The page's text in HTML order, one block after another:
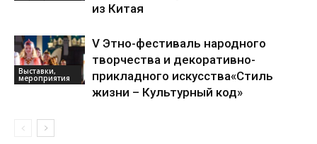
из Китая
Выставки,
мероприятия
V Этно-фестиваль народного
творчества и декоративно-
прикладного искусства«Стиль
жизни – Культурный код»